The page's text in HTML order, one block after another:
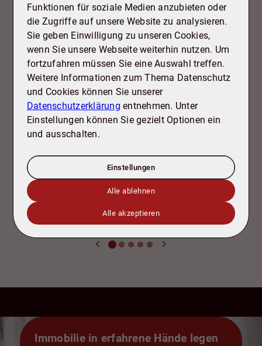
Bektas Afsar
+49 5341 17 92 82
info@tdb-sz.de
Immobilie in erfahrene Hände legen
Funktionen für soziale Medien anzubieten oder
die Zugriffe auf unsere Website zu analysieren.
Sie geben Einwilligung zu unseren Cookies,
wenn Sie unsere Webseite weiterhin nutzen. Um
fortzufahren müssen Sie eine Auswahl treffen.
Weitere Informationen zum Thema Datenschutz
und Cookies können Sie unserer
Datenschutzerklärung entnehmen. Unter
Einstellungen können Sie gezielt Optionen ein
und ausschalten.
Einstellungen
Alle ablehnen
Alle akzeptieren